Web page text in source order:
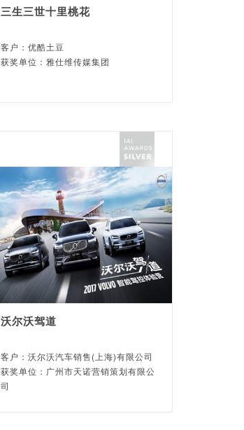
三生三世十里桃花
客户：优酷土豆
获奖单位：雅仕维传媒集团
沃尔沃驾道
客户：沃尔沃汽车销售(上海)有限公司
获奖单位：广州市天诺营销策划有限公
司